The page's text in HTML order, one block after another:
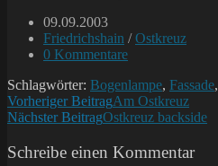
Beitrag
veröffentlicht:
09.09.2003
Beitrags-
Kategorie:
Friedrichshain / Ostkreuz
Beitrags-
0 Kommentare
Schlagwörter: Bogenlampe, Fassade,
Weitere
Artikel
ansehen
Vorheriger BeitragAm Ostkreuz
Nächster BeitragOstkreuz backside
Schreibe einen Kommentar